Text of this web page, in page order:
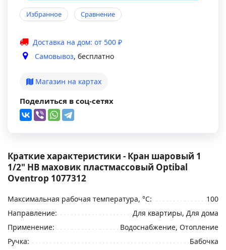
Избранное Сравнение
Доставка на дом: от 500 ₽
Самовывоз, бесплатно
Магазин на картах
Поделиться в соц-сетях
Краткие характеристики - Кран шаровый 1
1/2" НВ маховик пластмассовый Optibal
Oventrop 1077312
Максимальная рабочая температура, °С:
100
Направление:
Для квартиры, Для дома
Применение:
Водоснабжение, Отопление
Ручка:
Бабочка